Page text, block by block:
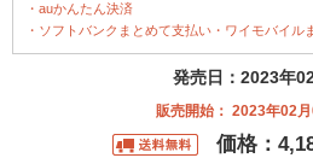
・auかんたん決済
・ソフトバンクまとめて支払い・ワイモバイル
発売日：2023年
販売開始： 2023年02
価格：